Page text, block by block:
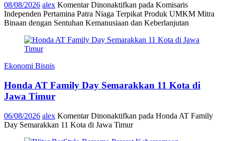
08/08/2026 alex Komentar Dinonaktifkan pada Komisaris
Independen Pertamina Patra Niaga Terpikat Produk UMKM Mitra
Binaan dengan Sentuhan Kemanusiaan dan Keberlanjutan
Ekonomi Bisnis
Honda AT Family Day Semarakkan 11 Kota di
Jawa Timur
06/08/2026 alex Komentar Dinonaktifkan pada Honda AT Family
Day Semarakkan 11 Kota di Jawa Timur